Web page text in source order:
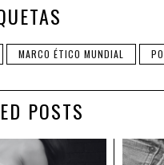
MARCO ÉTICO MUNDIAL
POSTS